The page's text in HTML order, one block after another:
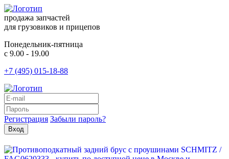
продажа запчастей
для грузовиков и прицепов
Понедельник-пятница
с 9.00 - 19.00
+7 (495) 015-18-88
Регистрация Забыли пароль?